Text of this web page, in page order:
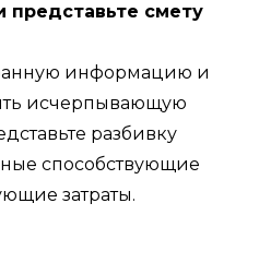
представьте смету
информацию и
исчерпывающую
разбивку
способствующие
затраты.